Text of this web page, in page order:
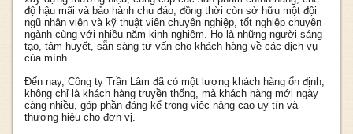
độ hậu mãi và bảo hành chu đáo, đồng thời còn sở hữu một đội
ngũ nhân viên và kỹ thuật viên chuyên nghiệp, tốt nghiệp chuyên
ngành cùng với nhiều năm kinh nghiệm. Họ là những người sáng
tạo, tâm huyết, sẵn sàng tư vấn cho khách hàng về các dịch vụ
của mình.
Đến nay, Công ty Trần Lâm đã có một lượng khách hàng ổn định,
không chỉ là khách hàng truyền thống, mà khách hàng mới ngày
càng nhiều, góp phần đáng kể trong việc nâng cao uy tín và
thương hiệu cho đơn vị.